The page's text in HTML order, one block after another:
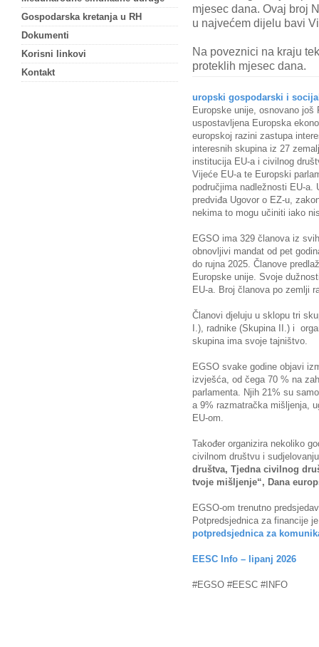
mjesec dana. Ovaj broj
u najvećem dijelu bavi
Na poveznici na kraju
proteklih mjesec dana.
uropski gospodarski i
Europske unije, osnovano
uspostavljena Europska
europskoj razini zastupa
interesnih skupina iz 27
institucija EU-a i civilnog
Vijeće EU-a te Europski
područjima nadležnosti EU-
predviđa Ugovor o EZ-u,
nekima to mogu učiniti iako
EGSO ima 329 članova iz
obnovljivi mandat od pet
do rujna 2025. Članove
Europske unije. Svoje
EU-a. Broj članova po zemlji
Članovi djeluju u sklopu tri
I.), radnike (Skupina II.) i
skupina ima svoje tajništvo.
EGSO svake godine objavi
izvješća, od čega 70 % na
parlamenta. Njih 21% su
a 9% razmatračka mišljenja,
EU-om.
Također organizira nekoliko
civilnom društvu i
društva, Tjedna civilnog
tvoje mišljenje“, Dana
EGSO-om trenutno
Potpredsjednica za financije
potpredsjednica za
EESC Info – lipanj 2026
#EGSO #EESC #INFO
Gospodarska kretanja u RH
Dokumenti
Korisni linkovi
Kontakt